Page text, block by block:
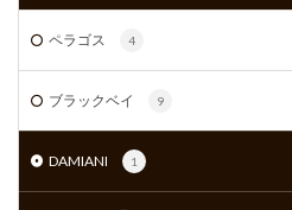
ペラゴス 4
ブラックベイ 9
DAMIANI 1